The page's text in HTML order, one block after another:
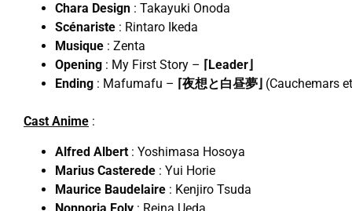
Chara Design : Takayuki Onoda
Scénariste : Rintaro Ikeda
Musique : Zenta
Opening : My First Story – ⌈Leader⌋
Ending : Mafumafu – ⌈夜想と白昼夢⌋ (Cauchemars
Cast Anime :
Alfred Albert : Yoshimasa Hosoya
Marius Casterede : Yui Horie
Maurice Baudelaire : Kenjiro Tsuda